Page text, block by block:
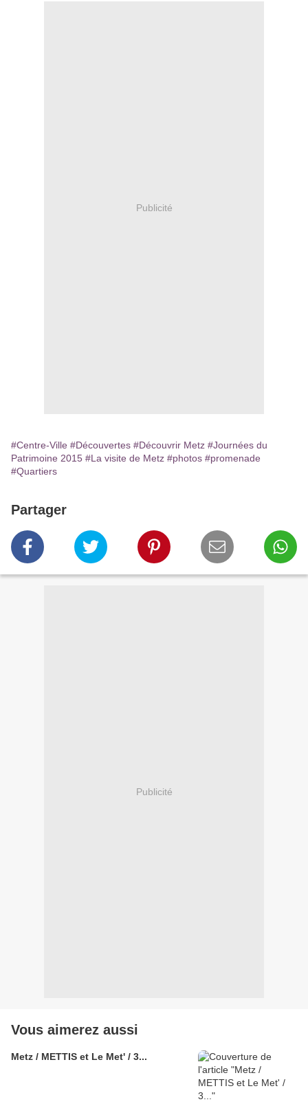
Publicité
#Centre-Ville #Découvertes #Découvrir Metz #Journées du
Patrimoine 2015 #La visite de Metz #photos #promenade
#Quartiers
Partager
Publicité
Vous aimerez aussi
Metz / METTIS et Le Met' / 3...